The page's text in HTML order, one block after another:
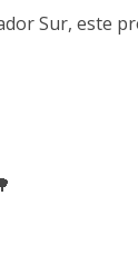
Sur, este